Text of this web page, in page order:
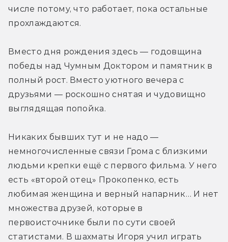
числе потому, что работает, пока остальные
прохлаждаются.
Вместо дня рождения здесь — годовщина
победы над Чумным Доктором и памятник в
полный рост. Вместо уютного вечера с
друзьями — роскошно снятая и чудовищно
выглядящая попойка.
Никаких бывших тут и не надо —
немногочисленные связи Грома с близкими
людьми крепки ещё с первого фильма. У него
есть «второй отец» Прокопенко, есть
любимая женщина и верный напарник… И нет
множества друзей, которые в
первоисточнике были по сути своей
статистами. В шахматы Игоря учил играть